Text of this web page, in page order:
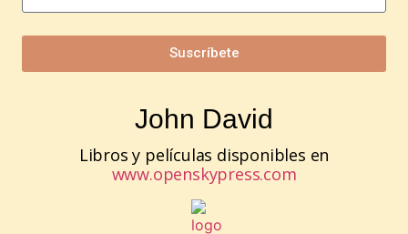
Suscríbete
John David
Libros y películas disponibles en
www.openskypress.com